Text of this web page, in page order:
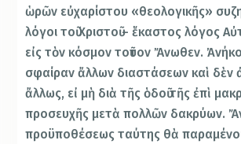
ὡρῶν εὐχαρίστου «θεολογικῆς»
λόγοι τοῦ Χριστοῦ – ἕκαστος λόγος
εἰς τὸν κόσμον τοῦτον Ἄνωθεν.
σφαίραν ἄλλων διαστάσεων καὶ δὲν
ἄλλως, εἰ μὴ διὰ τῆς ὁδοῦ τῆς ἐπὶ
προσευχῆς μετὰ πολλῶν δακρύων.
προϋποθέσεως ταύτης θὰ